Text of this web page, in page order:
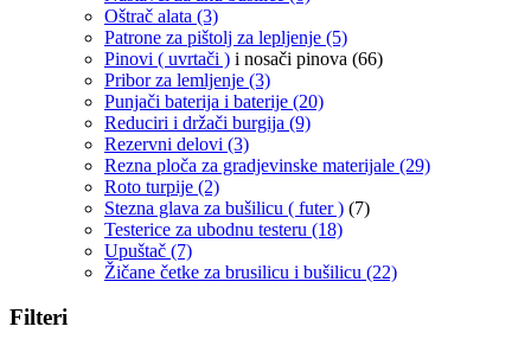
Oštrač alata (3)
Patrone za pištolj za lepljenje (5)
Pinovi ( uvrtači ) i nosači pinova (66)
Pribor za lemljenje (3)
Punjači baterija i baterije (20)
Reduciri i držači burgija (9)
Rezervni delovi (3)
Rezna ploča za gradjevinske materijale (29)
Roto turpije (2)
Stezna glava za bušilicu ( futer ) (7)
Testerice za ubodnu testeru (18)
Upuštač (7)
Žičane četke za brusilicu i bušilicu (22)
Filteri